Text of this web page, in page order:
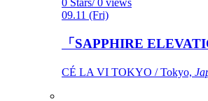
0 Stars/ 0 views
09.11 (Fri)
「SAPPHIRE
CÉ LA VI TOKYO / Tokyo,